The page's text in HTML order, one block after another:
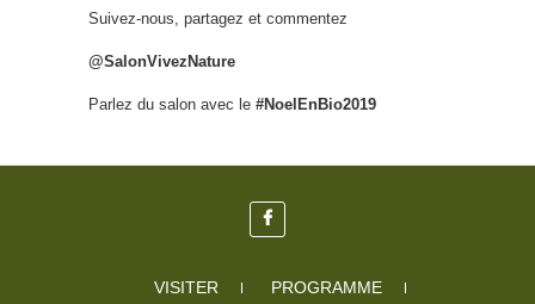
Suivez-nous, partagez et commentez
@SalonVivezNature
Parlez du salon avec le #NoelEnBio2019
VISITER
PROGRAMME